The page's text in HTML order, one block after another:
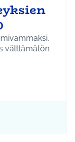
välttämätön
ja liikenne